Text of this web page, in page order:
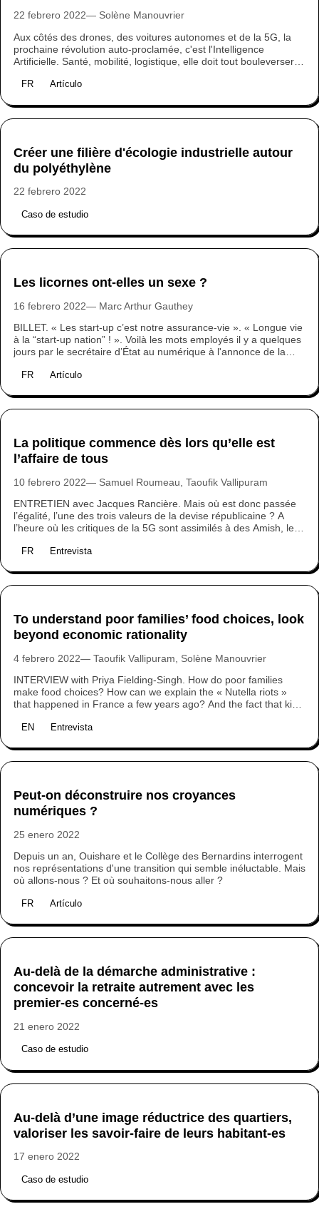
22 febrero 2022 Solène Manouvrier
Aux côtés des drones, des voitures autonomes et de la 5G, la
prochaine révolution auto-proclamée, c'est l'Intelligence
Artificielle. Santé, mobilité, logistique, elle doit tout bouleverser et
nous laissons pas berner : cette mythologie technologique
politiques à l'œuvre derrière la numérisation de la société ? A
moins qu’il ne faille justement la politiser ? Au fond, les
FR Artículo
Créer une filière d'écologie industrielle autour
du polyéthylène
22 febrero 2022
Caso de estudio
Les licornes ont-elles un sexe ?
16 febrero 2022 Marc Arthur Gauthey
BILLET. « Les start-up c’est notre assurance-vie ». « Longue vie
à la “start-up nation” ! ». Voilà les mots employés il y a quelques
jours par le secrétaire d’État au numérique à l'annonce de la
vraiment se réjouir de voir une poignée de start-ups françaises
même au statut de « licorne » ? Marc-Arthur Gauthey s'est posé
la question et nous partage quelques éléments de réponse.
FR Artículo
La politique commence dès lors qu’elle est
l’affaire de tous
10 febrero 2022 Samuel Roumeau, Taoufik Vallipuram
ENTRETIEN avec Jacques Rancière. Mais où est donc passée
l’égalité, l’une des trois valeurs de la devise républicaine ? A
l’heure où les critiques de la 5G sont assimilés à des Amish, les
leur progéniture à des indésirables ? Dans cet entretien,
un régime d’égalité radicale… tout en relevant ce qui nous en
sépare profondément aujourd’hui.
FR Entrevista
To understand poor families’ food choices, look
beyond economic rationality
4 febrero 2022 Taoufik Vallipuram, Solène Manouvrier
INTERVIEW with Priya Fielding-Singh. How do poor families
make food choices? How can we explain the « Nutella riots »
that happened in France a few years ago? And the fact that kids
Fielding-Singh tried to understand the deep roots and processes
listen to her findings.
EN Entrevista
Peut-on déconstruire nos croyances
numériques ?
25 enero 2022
Depuis un an, Ouishare et le Collège des Bernardins interrogent
nos représentations d'une transition qui semble inéluctable. Mais
où allons-nous ? Et où souhaitons-nous aller ?
FR Artículo
Au-delà de la démarche administrative :
concevoir la retraite autrement avec les
premier-es concerné-es
21 enero 2022
Caso de estudio
Au-delà d’une image réductrice des quartiers,
valoriser les savoir-faire de leurs habitant-es
17 enero 2022
Caso de estudio